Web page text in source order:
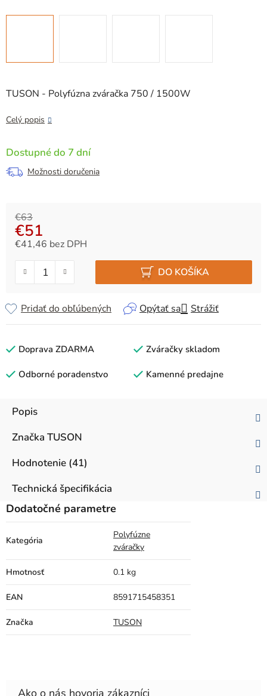
TUSON - Polyfúzna zváračka 750 / 1500W
Celý popis
Dostupné do 7 dní
Možnosti doručenia
€63
€51
€41,46 bez DPH
DO KOŠÍKA
Opýtať sa Strážiť
Pridať do obľúbených
Doprava ZDARMA Zváračky skladom
Odborné poradenstvo Kamenné predajne
Popis
Značka TUSON
Hodnotenie (41)
Technická špecifikácia
Dodatočné parametre
Kategória
Polyfúzne
zváračky
Hmotnosť 0.1 kg
EAN 8591715458351
Značka TUSON